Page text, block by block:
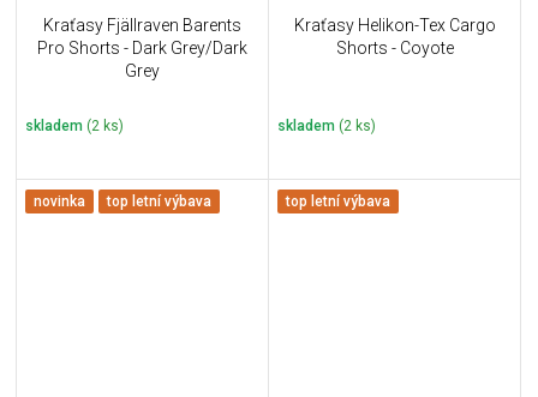
Kraťasy Fjällraven Barents
Pro Shorts - Dark Grey/Dark
Grey
skladem (2 ks)
Kraťasy Helikon-Tex Cargo
Shorts - Coyote
skladem (2 ks)
novinka top letní výbava top letní výbava